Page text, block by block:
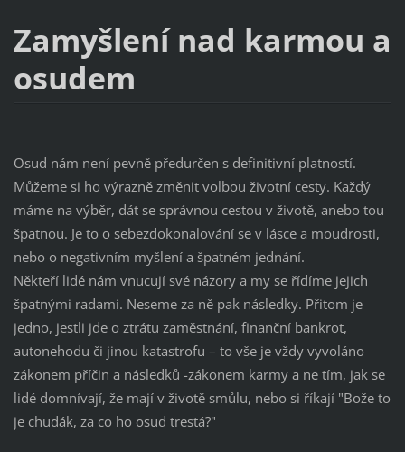
Zamyšlení nad karmou a
osudem
Osud nám není pevně předurčen s definitivní platností.
Můžeme si ho výrazně změnit volbou životní cesty. Každý
máme na výběr, dát se správnou cestou v životě, anebo tou
špatnou. Je to o sebezdokonalování se v lásce a moudrosti,
nebo o negativním myšlení a špatném jednání.
Někteří lidé nám vnucují své názory a my se řídíme jejich
špatnými radami. Neseme za ně pak následky. Přitom je
jedno, jestli jde o ztrátu zaměstnání, finanční bankrot,
autonehodu či jinou katastrofu – to vše je vždy vyvoláno
zákonem příčin a následků -zákonem karmy a ne tím, jak se
lidé domnívají, že mají v životě smůlu, nebo si říkají "Bože to
je chudák, za co ho osud trestá?"